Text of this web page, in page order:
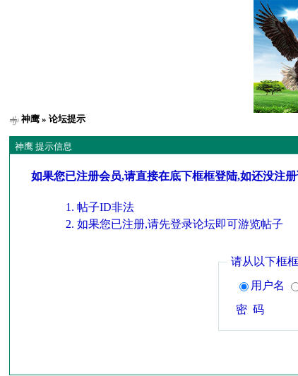
神鹰 » 论坛提示
神鹰 提示信息
如果您已注册会员,请直接在底下框框登陆,如还没注
帖子ID非法
如果您已注册,请先登录论坛即可游览帖子
请从以下框
用户名
密 码